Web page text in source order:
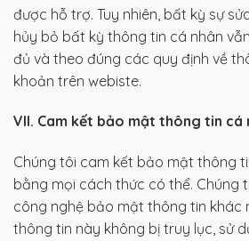
được hỗ trợ. Tuy nhiên, bất kỳ sự
hủy bỏ bất kỳ thông tin cá nhân
đủ và theo đúng các quy định về
khoản trên webiste.
VII. Cam kết bảo mật thông tin cá
Chúng tôi cam kết bảo mật thông
bằng mọi cách thức có thể. Chúng
công nghệ bảo mật thông tin khác
thông tin này không bị truy lục, sử